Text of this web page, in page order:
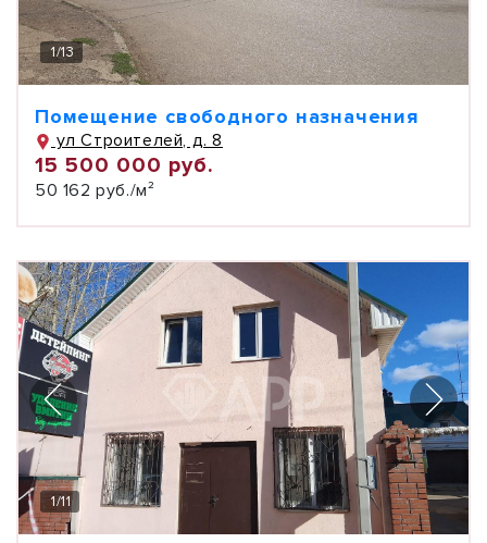
1/13
Помещение свободного назначения
ул Строителей, д. 8
15 500 000 руб.
50 162 руб./м²
1/11